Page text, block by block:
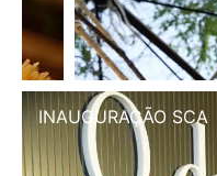
INAUGURAÇÃO SCA